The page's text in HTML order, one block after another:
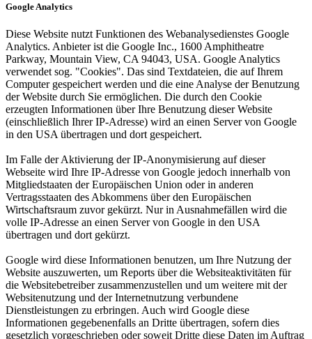
Google Analytics
Diese Website nutzt Funktionen des Webanalysedienstes Google
Analytics. Anbieter ist die Google Inc., 1600 Amphitheatre
Parkway, Mountain View, CA 94043, USA. Google Analytics
verwendet sog. "Cookies". Das sind Textdateien, die auf Ihrem
Computer gespeichert werden und die eine Analyse der Benutzung
der Website durch Sie ermöglichen. Die durch den Cookie
erzeugten Informationen über Ihre Benutzung dieser Website
(einschließlich Ihrer IP-Adresse) wird an einen Server von Google
in den USA übertragen und dort gespeichert.
Im Falle der Aktivierung der IP-Anonymisierung auf dieser
Webseite wird Ihre IP-Adresse von Google jedoch innerhalb von
Mitgliedstaaten der Europäischen Union oder in anderen
Vertragsstaaten des Abkommens über den Europäischen
Wirtschaftsraum zuvor gekürzt. Nur in Ausnahmefällen wird die
volle IP-Adresse an einen Server von Google in den USA
übertragen und dort gekürzt.
Google wird diese Informationen benutzen, um Ihre Nutzung der
Website auszuwerten, um Reports über die Websiteaktivitäten für
die Websitebetreiber zusammenzustellen und um weitere mit der
Websitenutzung und der Internetnutzung verbundene
Dienstleistungen zu erbringen. Auch wird Google diese
Informationen gegebenenfalls an Dritte übertragen, sofern dies
gesetzlich vorgeschrieben oder soweit Dritte diese Daten im Auftrag